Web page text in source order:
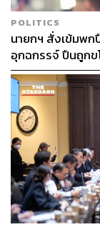
POLITICS
นายกฯ สั่งเข้มพก
อุกฉกรรจ์ ปืนถูกข